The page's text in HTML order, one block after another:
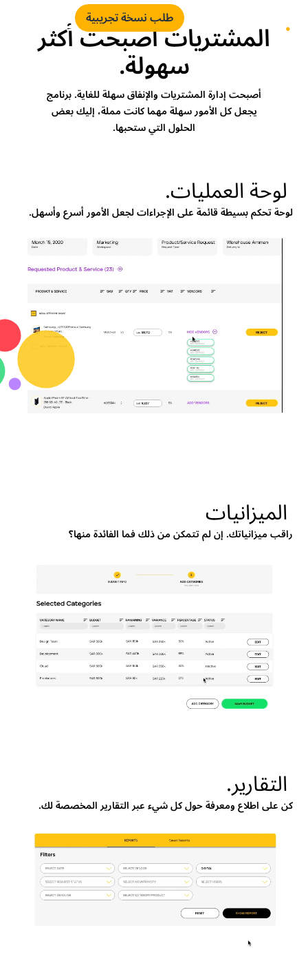
طلب نسخة تجريبية
المشتريات أصبحت أكثر
سهولة.
أصبحت إدارة المشتريات والإنفاق سهلة للغاية. برنامج
يجعل كل الأمور سهلة مهما كانت مملة، إليك بعض
الحلول التي ستحبها.
لوحة العمليات.
لوحة تحكم بسيطة قائمة على الإجراءات لجعل الأمور أسرع وأسهل.
الميزانيات
راقب ميزانياتك. إن لم تتمكن من ذلك فما الفائدة منها؟
التقارير.
كن على اطلاع ومعرفة حول كل شيء عبر التقارير المخصصة لك.